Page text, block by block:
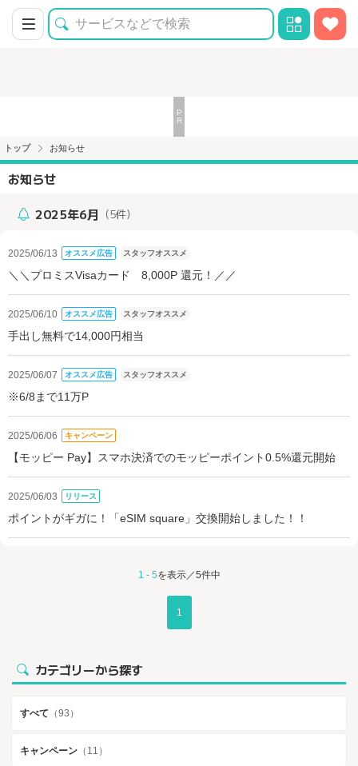
トップ お知らせ
お知らせ
2025年6月 （5件）
2025/06/13 オススメ広告 スタッフオススメ
＼＼プロミスVisaカード 8,000P 還元！／／
2025/06/10 オススメ広告 スタッフオススメ
手出し無料で14,000円相当
2025/06/07 オススメ広告 スタッフオススメ
※6/8まで11万P
2025/06/06 キャンペーン
【モッピー Pay】スマホ決済でのモッピーポイント0.5%還元開始
2025/06/03 リリース
ポイントがギガに！「eSIM square」交換開始しました！！
1 - 5を表示／5件中
1
カテゴリーから探す
すべて （93）
キャンペーン （11）